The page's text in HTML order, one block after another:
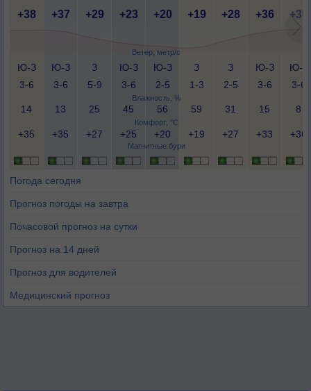
Ветер, метр/с
Влажность, %
Комфорт, °C
Магнитные бури
+38 +37 +29 +23 +20 +19 +28 +36 +39
Ю-З
3-6
Ю-З
3-6
З
5-9
Ю-З
3-6
Ю-З
2-5
З
1-3
З
2-5
Ю-З
3-6
Ю-З
3-6
14 13 25 45 56 59 31 15 8
+35 +35 +27 +25 +20 +19 +27 +33 +36
Погода сегодня
Прогноз погоды на завтра
Почасовой прогноз на сутки
Прогноз на 14 дней
Прогноз для водителей
Медицинский прогноз